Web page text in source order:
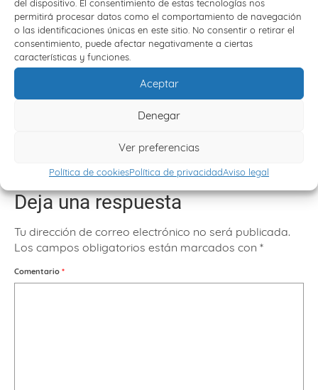
del dispositivo. El consentimiento de estas tecnologías nos
permitirá procesar datos como el comportamiento de navegación
o las identificaciones únicas en este sitio. No consentir o retirar el
consentimiento, puede afectar negativamente a ciertas
características y funciones.
Aceptar
Denegar
Ver preferencias
Política de cookiesPolítica de privacidadAviso legal
Viajes Escolares: la educación más allá del aula
Resumen: Los viajes escolares son una
herramienta educativa que potencia aprendizaje,
cohesión del grupo y...
Deja una respuesta
Tu dirección de correo electrónico no será publicada.
Los campos obligatorios están marcados con *
Comentario *